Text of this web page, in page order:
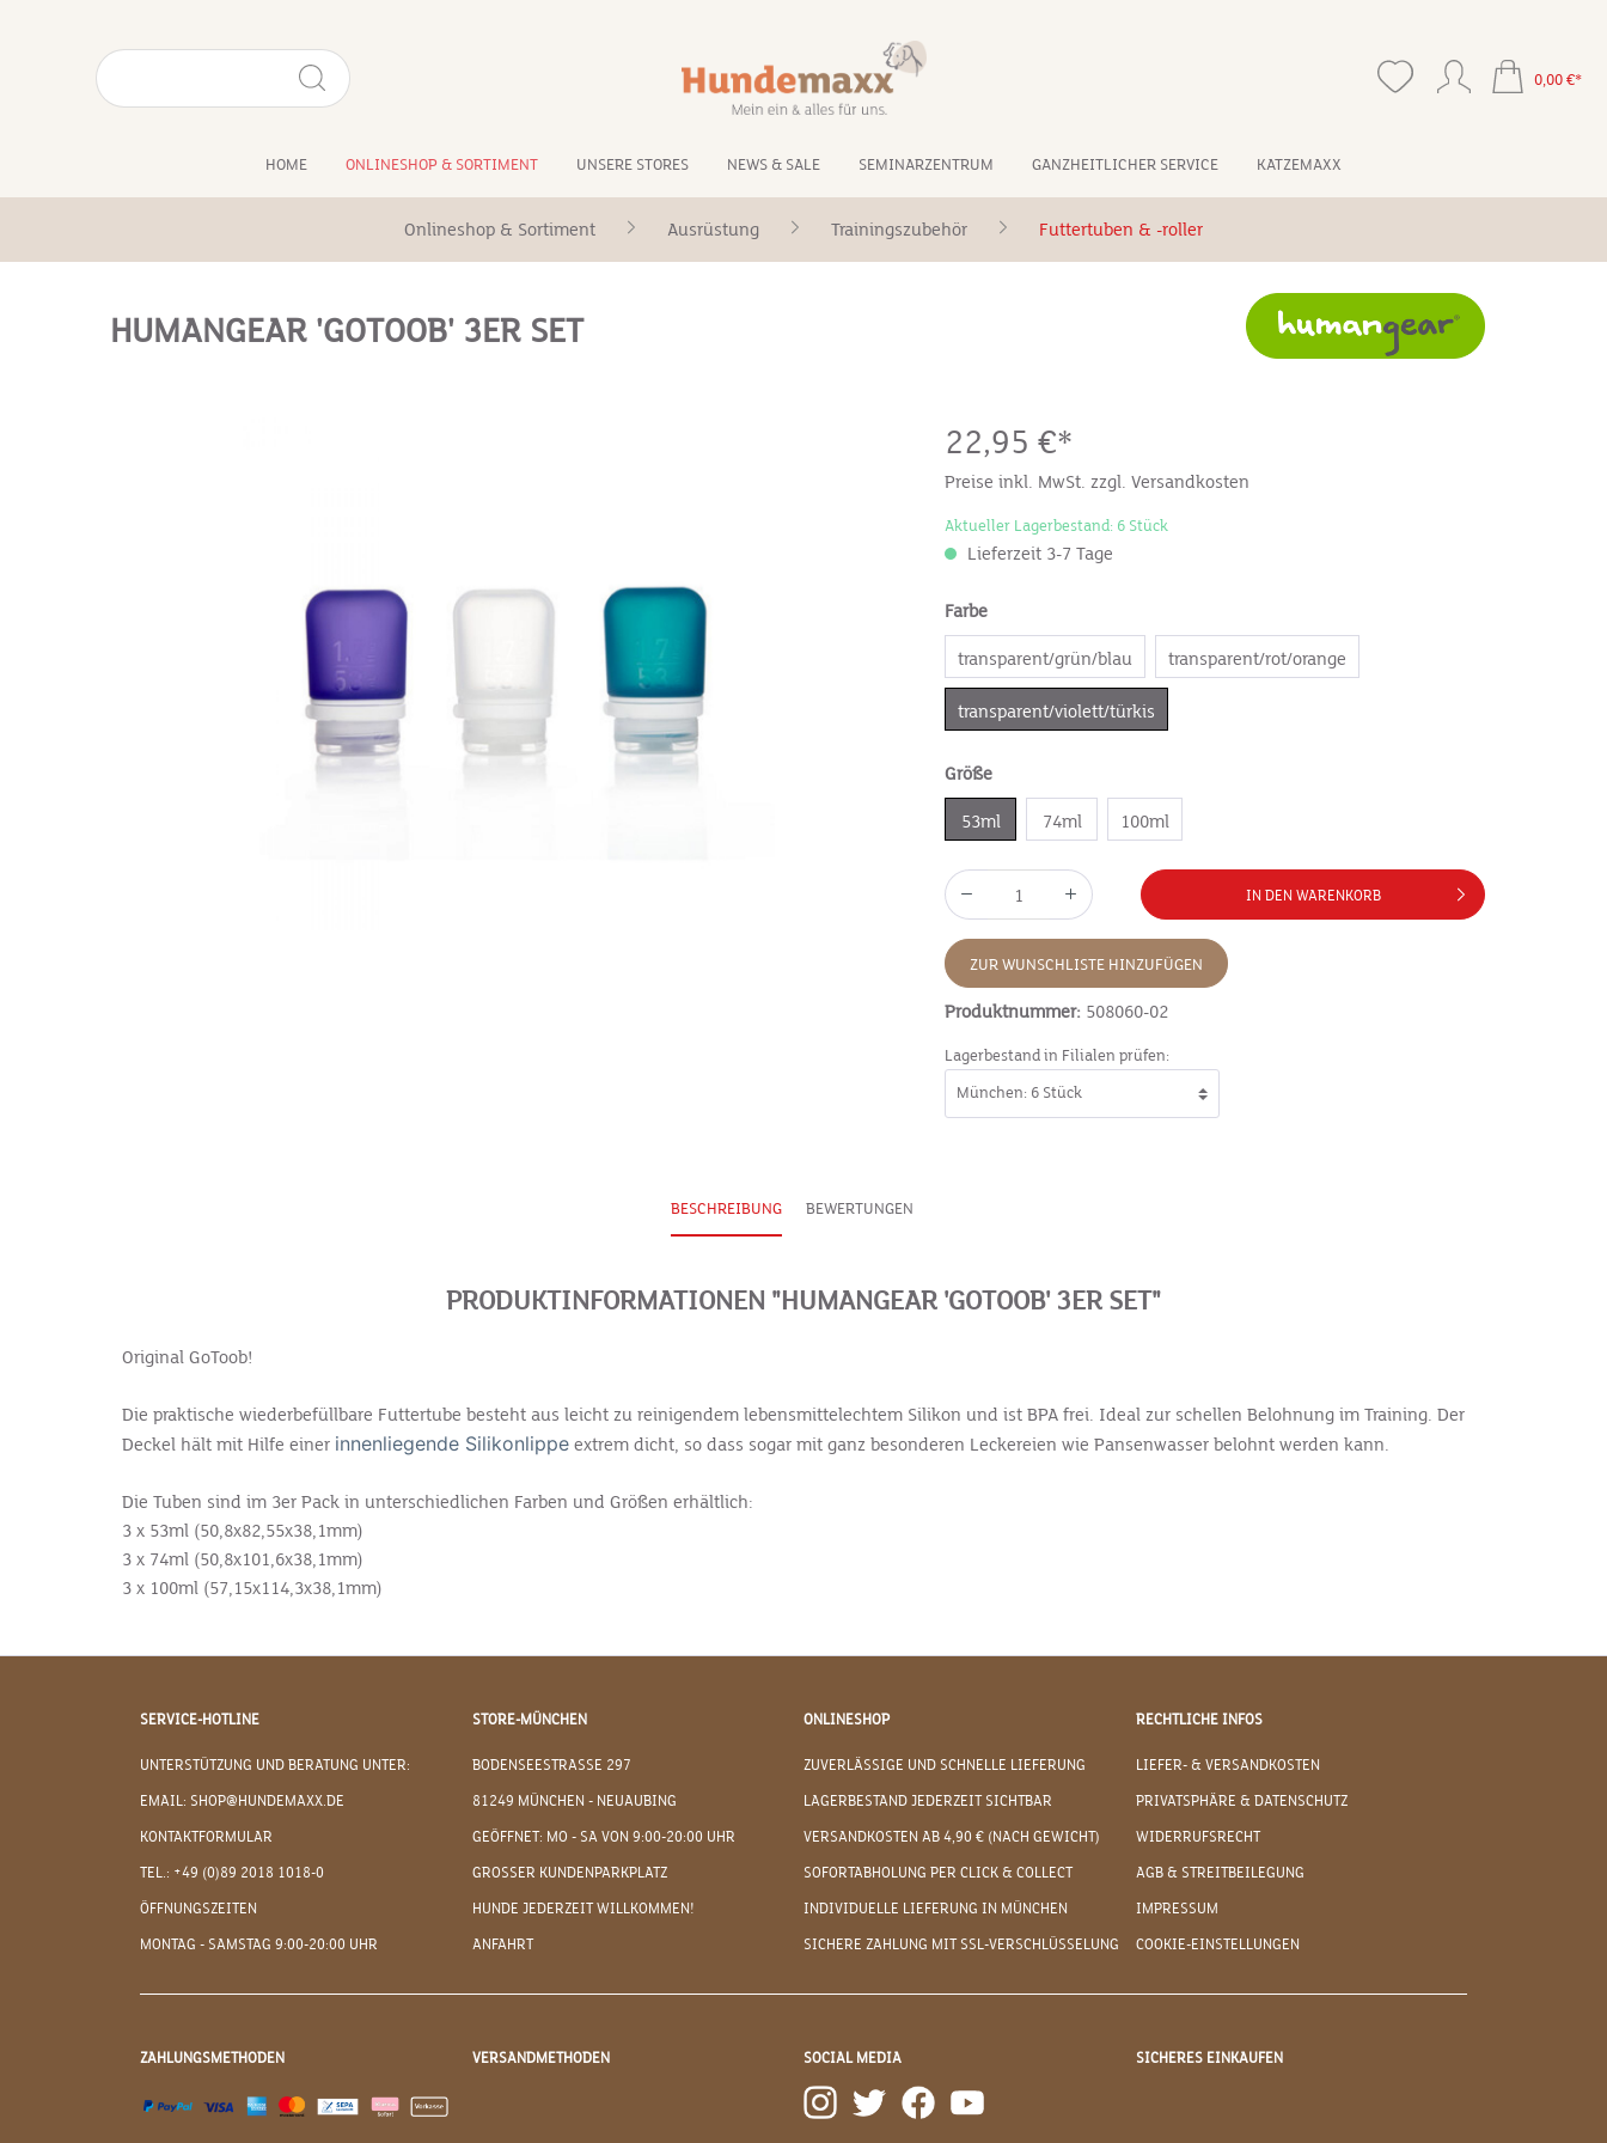
0,00 €*
HOME ONLINESHOP & SORTIMENT UNSERE STORES NEWS & SALE SEMINARZENTRUM GANZHEITLICHER SERVICE KATZEMAXX
Onlineshop & Sortiment Ausrüstung Trainingszubehör Futtertuben & -roller
HUMANGEAR 'GOTOOB' 3ER SET
22,95 €*
Preise inkl. MwSt. zzgl. Versandkosten
Aktueller Lagerbestand: 6 Stück
Lieferzeit 3-7 Tage
Farbe
transparent/grün/blau transparent/rot/orange
transparent/violett/türkis
Größe
53ml 74ml 100ml
IN DEN WARENKORB
ZUR WUNSCHLISTE HINZUFÜGEN
Produktnummer: 508060-02
Lagerbestand in Filialen prüfen:
BESCHREIBUNG BEWERTUNGEN
PRODUKTINFORMATIONEN "HUMANGEAR 'GOTOOB' 3ER SET"
Original GoToob!
Die praktische wiederbefüllbare Futtertube besteht aus leicht zu reinigendem lebensmittelechtem Silikon und ist BPA frei. Ideal zur schellen Belohnung im Training. Der
Deckel hält mit Hilfe einer innenliegende Silikonlippe extrem dicht, so dass sogar mit ganz besonderen Leckereien wie Pansenwasser belohnt werden kann.
Die Tuben sind im 3er Pack in unterschiedlichen Farben und Größen erhältlich:
3 x 53ml (50,8x82,55x38,1mm)
3 x 74ml (50,8x101,6x38,1mm)
3 x 100ml (57,15x114,3x38,1mm)
SERVICE-HOTLINE
UNTERSTÜTZUNG UND BERATUNG UNTER:
EMAIL: SHOP@HUNDEMAXX.DE
KONTAKTFORMULAR
TEL.: +49 (0)89 2018 1018-0
ÖFFNUNGSZEITEN
MONTAG - SAMSTAG 9:00-20:00 UHR
STORE-MÜNCHEN
BODENSEESTRASSE 297
81249 MÜNCHEN - NEUAUBING
GEÖFFNET: MO - SA VON 9:00-20:00 UHR
GROSSER KUNDENPARKPLATZ
HUNDE JEDERZEIT WILLKOMMEN!
ANFAHRT
ONLINESHOP
ZUVERLÄSSIGE UND SCHNELLE LIEFERUNG
LAGERBESTAND JEDERZEIT SICHTBAR
VERSANDKOSTEN AB 4,90 € (NACH GEWICHT)
SOFORTABHOLUNG PER CLICK & COLLECT
INDIVIDUELLE LIEFERUNG IN MÜNCHEN
SICHERE ZAHLUNG MIT SSL-VERSCHLÜSSELUNG
RECHTLICHE INFOS
LIEFER- & VERSANDKOSTEN
PRIVATSPHÄRE & DATENSCHUTZ
WIDERRUFSRECHT
AGB & STREITBEILEGUNG
IMPRESSUM
COOKIE-EINSTELLUNGEN
ZAHLUNGSMETHODEN VERSANDMETHODEN SOCIAL MEDIA SICHERES EINKAUFEN